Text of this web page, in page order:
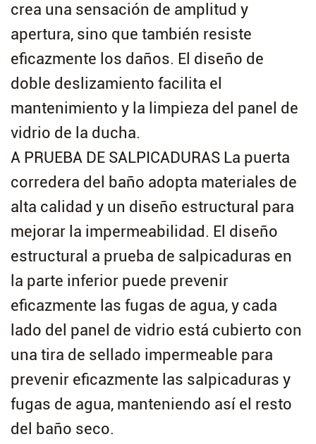
crea una sensación de amplitud y
apertura, sino que también resiste
eficazmente los daños. El diseño de
doble deslizamiento facilita el
mantenimiento y la limpieza del panel de
vidrio de la ducha.
A PRUEBA DE SALPICADURAS La puerta
corredera del baño adopta materiales de
alta calidad y un diseño estructural para
mejorar la impermeabilidad. El diseño
estructural a prueba de salpicaduras en
la parte inferior puede prevenir
eficazmente las fugas de agua, y cada
lado del panel de vidrio está cubierto con
una tira de sellado impermeable para
prevenir eficazmente las salpicaduras y
fugas de agua, manteniendo así el resto
del baño seco.